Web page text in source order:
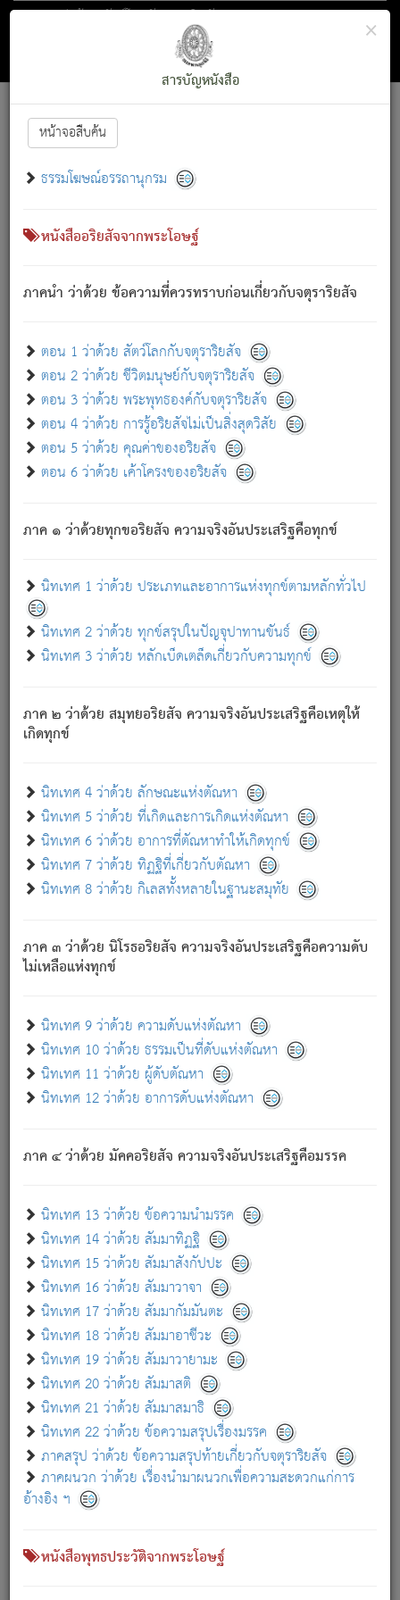
ตอน 1 ว่าด้วย สัตว์โลกกับจตุราริยสัจ
สารบัญ×
สารบัญหนังสือ
หน้าจอสืบค้น
ธรรมโฆษณ์อรรถานุกรม
หนังสืออริยสัจจากพระโอษฐ์
ภาคนำ ว่าด้วย ข้อความที่ควรทราบก่อนเกี่ยวกับจตุราริยสัจ
ตอน 1 ว่าด้วย สัตว์โลกกับจตุราริยสัจ
ตอน 2 ว่าด้วย ชีวิตมนุษย์กับจตุราริยสัจ
ตอน 3 ว่าด้วย พระพุทธองค์กับจตุราริยสัจ
ตอน 4 ว่าด้วย การรู้อริยสัจไม่เป็นสิ่งสุดวิสัย
ตอน 5 ว่าด้วย คุณค่าของอริยสัจ
ตอน 6 ว่าด้วย เค้าโครงของอริยสัจ
ภาค ๑ ว่าด้วยทุกขอริยสัจ ความจริงอันประเสริฐคือทุกข์
นิทเทศ 1 ว่าด้วย ประเภทและอาการแห่งทุกข์ตามหลักทั่วไป
นิทเทศ 2 ว่าด้วย ทุกข์สรุปในปัญจุปาทานขันธ์
นิทเทศ 3 ว่าด้วย หลักเบ็ดเตล็ดเกี่ยวกับความทุกข์
ภาค ๒ ว่าด้วย สมุทยอริยสัจ ความจริงอันประเสริฐคือเหตุให้
เกิดทุกข์
นิทเทศ 4 ว่าด้วย ลักษณะแห่งตัณหา
นิทเทศ 5 ว่าด้วย ที่เกิดและการเกิดแห่งตัณหา
นิทเทศ 6 ว่าด้วย อาการที่ตัณหาทำให้เกิดทุกข์
นิทเทศ 7 ว่าด้วย ทิฏฐิที่เกี่ยวกับตัณหา
นิทเทศ 8 ว่าด้วย กิเลสทั้งหลายในฐานะสมุทัย
ภาค ๓ ว่าด้วย นิโรธอริยสัจ ความจริงอันประเสริฐคือความดับ
ไม่เหลือแห่งทุกข์
นิทเทศ 9 ว่าด้วย ความดับแห่งตัณหา
นิทเทศ 10 ว่าด้วย ธรรมเป็นที่ดับแห่งตัณหา
นิทเทศ 11 ว่าด้วย ผู้ดับตัณหา
นิทเทศ 12 ว่าด้วย อาการดับแห่งตัณหา
ภาค ๔ ว่าด้วย มัคคอริยสัจ ความจริงอันประเสริฐคือมรรค
นิทเทศ 13 ว่าด้วย ข้อความนำมรรค
นิทเทศ 14 ว่าด้วย สัมมาทิฏฐิ
นิทเทศ 15 ว่าด้วย สัมมาสังกัปปะ
นิทเทศ 16 ว่าด้วย สัมมาวาจา
นิทเทศ 17 ว่าด้วย สัมมากัมมันตะ
นิทเทศ 18 ว่าด้วย สัมมาอาชีวะ
นิทเทศ 19 ว่าด้วย สัมมาวายามะ
นิทเทศ 20 ว่าด้วย สัมมาสติ
นิทเทศ 21 ว่าด้วย สัมมาสมาธิ
นิทเทศ 22 ว่าด้วย ข้อความสรุปเรื่องมรรค
ภาคสรุป ว่าด้วย ข้อความสรุปท้ายเกี่ยวกับจตุราริยสัจ
ภาคผนวก ว่าด้วย เรื่องนำมาผนวกเพื่อความสะดวกแก่การ
อ้างอิง ฯ
หนังสือพุทธประวัติจากพระโอษฐ์
Font :15 ]||
สัตว์โลกนี้ เกิดความเดือดร้อนแล้ว มีผัสสะบังหน้า
เขาสำคัญสิ่งใด โดยความเป็นประการใด แต่สิ่งนั้นย่อมเป็น
(ตามที่เป็นจริง) โดยประการอื่นจากที่เขาสำคัญนั้น
สัตว์โลกติดข้องอยู่ในภพ ถูกภพบังหน้าแล้ว มีภพโดยความ
เป็นอย่างอื่น (จากที่มันเป็นอยู่จริง) จึงได้เพลิดเพลินยิ่งนักในภพ
เขาเพลิดเพลินยิ่งนักในสิ่งใด สิ่งนั้นเป็นภัย (ที่เขาไม่รู้จัก)
เขากลัวต่อสิ่งใดสิ่งนั้นเป็นทุกข์
พรหมจรรย์นี้ อันบุคคลย่อมประพฤติ ก็เพื่อการละขาดซึ่ง
ภพ.
สมณะหรือพราหมณ์เหล่าใด กล่าวความหลุดพ้นจากภพว่า
มีได้เพราะภพ เรากล่าวว่า สมณะหรือพราหมณ์ทั้งปวงนั้น
มิใช่ผู้หลดพ้นจากภพ.
ภพ ว่ามีได้เพราะวิภพ[2]: เรากล่าวว่า สมณะหรือพราหมณ์ทั้ง
ปวงนั้น ก็ยังสลัดภพออกไปไม่ได้.
ก็ทุกข์นี้มีขึ้น เพราะอาศัยซึ่งอุปธิทั้งปวง.
เพราะความสิ้นไปแห่งอุปาทานทั้งปวง ความเกิดขึ้นแห่ง
ทุกข์จึงไม่มี.
ท่านจงดูโลกนี้เถิด (จะเห็นว่า) สัตว์ทั้งหลายอันอวิชาหนา
แน่นบังหนาแล้ว; และว่า สัตว์ผู้ยินดีในภพอันเป็นแล้วนั้น ย่อม
อันเป็นไปในที่หรือเวลาทั้งปวง[3]เพื่อความมีแห่งประโยชน์โดย
ประการทั้งปวง; ภพทั้งหลายทั้งหมดนั้น ไม่เที่ยง เป็นทุกข์ มี
ความแปรปรวนเป็นธรรมดา.
อย่างนี้อยู่; เขาย่อมละภวตัณหาได้ และไม่เพลิดเพลินวิภวตัณหา
ด้วย.
ความดับเพราะความสำรอกไม่เหลือ (แห่งภพทั้งหลาย)
เพราะความสิ้นไปแห่งตัณหาโดยประการทั้งปวง นั้นคือ
นิพพาน.
ภพใหม่ย่อมไม่มีแก่ภิกษุนั้น ผู้ดับเย็นสนิทแล้ว เพราะไม่มี
ภิกษุนั้น เป็นผู้ครอบงำมารได้แล้ว ชนะสงครามแล้ว ก้าวล่วง
ภพทั้งหลายทั้งปวงได้แล้ว เป็นผู้คงที่ (คือไม่เปลี่ยนแปลงอีกต่อ
- อุ.ขุ. ๒๕/๑๒๑/๘๔.
(ข้อความนี้ เป็นพระพุทธอุทานที่ทรงเปล่งออก ที่โคนต้นโพธิ์
เป็นที่ตรัสรู้ เมื่อตรัสรู้แล้วได้ 7 วัน)
เกี่ยวกับธรรมโฆษณ์ออนไลน์ (Disclaimer)
แม้ระบบ "ธรรมโฆษณ์ออนไลน์" พยายามปรับปรุงข้อมูลให้ถูกต้องมากที่สุด
ผู้ศึกษาก็พึงตรวจสอบกับตัวเล่มหนังสือต้นฉบับ ที่มีการพิมพ์ครั้งล่าสุด
ก่อนนำข้อมูลไปใช้ในการอ้างอิง"
เกี่ยวกับอัตถจารี|เกี่ยวกับการพัฒนา|แจ้งข้อผิดพลาด / แนะนำ
หนังสือที่เกี่ยวข้อง